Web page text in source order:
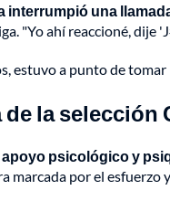
interrumpió una
"Yo ahí reaccioné, dije
estuvo a punto de tomar
de la selección
psicológico y
marcada por el